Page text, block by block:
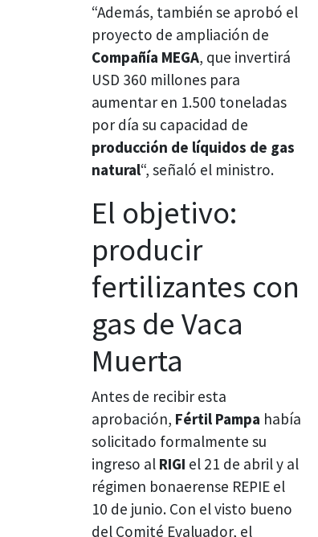
“Además, también se aprobó el
proyecto de ampliación de
Compañía MEGA, que invertirá
USD 360 millones para
aumentar en 1.500 toneladas
por día su capacidad de
producción de líquidos de gas
natural“, señaló el ministro.
El objetivo:
producir
fertilizantes con
gas de Vaca
Muerta
Antes de recibir esta
aprobación, Fértil Pampa había
solicitado formalmente su
ingreso al RIGI el 21 de abril y al
régimen bonaerense REPIE el
10 de junio. Con el visto bueno
del Comité Evaluador, el